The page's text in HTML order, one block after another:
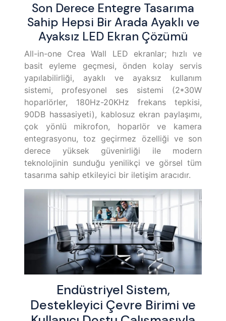
Son Derece Entegre Tasarıma
Sahip Hepsi Bir Arada Ayaklı ve
Ayaksız LED Ekran Çözümü
All-in-one Crea Wall LED ekranlar; hızlı ve
basit eyleme geçmesi, önden kolay servis
yapılabilirliği, ayaklı ve ayaksız kullanım
sistemi, profesyonel ses sistemi (2*30W
hoparlörler, 180Hz-20KHz frekans tepkisi,
90DB hassasiyeti), kablosuz ekran paylaşımı,
çok yönlü mikrofon, hoparlör ve kamera
entegrasyonu, toz geçirmez özelliği ve son
derece yüksek güvenirliği ile modern
teknolojinin sunduğu yenilikçi ve görsel tüm
tasarıma sahip etkileyici bir iletişim aracıdır.
Endüstriyel Sistem,
Destekleyici Çevre Birimi ve